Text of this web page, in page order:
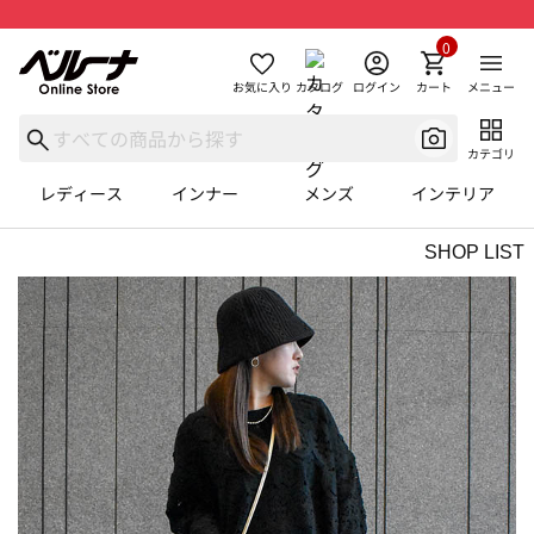
お気に入り カタログ ログイン カート
0
メニュー
カテゴリ
レディース インナー メンズ インテリア
SHOP LIST